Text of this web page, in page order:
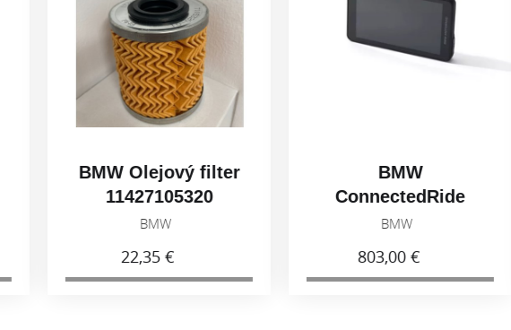
BMW Olejový filter
11427105320
22,35 €
BMW
ConnectedRide
Navigátor
803,00 €